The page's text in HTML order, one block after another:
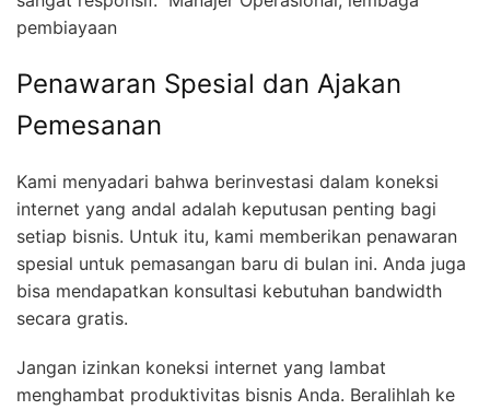
pembiayaan
Penawaran Spesial dan Ajakan
Pemesanan
Kami menyadari bahwa berinvestasi dalam koneksi
internet yang andal adalah keputusan penting bagi
setiap bisnis. Untuk itu, kami memberikan penawaran
spesial untuk pemasangan baru di bulan ini. Anda juga
bisa mendapatkan konsultasi kebutuhan bandwidth
secara gratis.
Jangan izinkan koneksi internet yang lambat
menghambat produktivitas bisnis Anda. Beralihlah ke